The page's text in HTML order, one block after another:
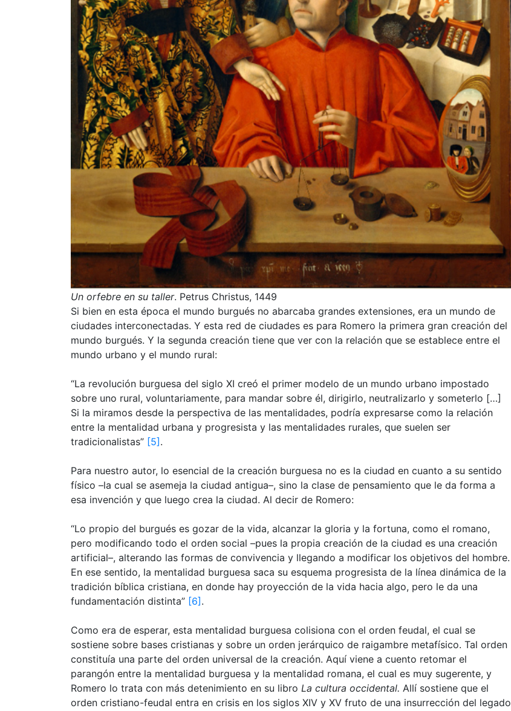
Un orfebre en su taller. Petrus Christus, 1449
Si bien en esta época el mundo burgués no abarcaba grandes extensiones, era un mundo de
ciudades interconectadas. Y esta red de ciudades es para Romero la primera gran creación del
mundo burgués. Y la segunda creación tiene que ver con la relación que se establece entre el
mundo urbano y el mundo rural:
“La revolución burguesa del siglo XI creó el primer modelo de un mundo urbano impostado
sobre uno rural, voluntariamente, para mandar sobre él, dirigirlo, neutralizarlo y someterlo […]
Si la miramos desde la perspectiva de las mentalidades, podría expresarse como la relación
entre la mentalidad urbana y progresista y las mentalidades rurales, que suelen ser
tradicionalistas” [5].
Para nuestro autor, lo esencial de la creación burguesa no es la ciudad en cuanto a su sentido
físico ­­–la cual se asemeja la ciudad antigua–, sino la clase de pensamiento que le da forma a
esa invención y que luego crea la ciudad. Al decir de Romero:
“Lo propio del burgués es gozar de la vida, alcanzar la gloria y la fortuna, como el romano,
pero modificando todo el orden social –pues la propia creación de la ciudad es una creación
artificial–, alterando las formas de convivencia y llegando a modificar los objetivos del hombre.
En ese sentido, la mentalidad burguesa saca su esquema progresista de la línea dinámica de la
tradición bíblica cristiana, en donde hay proyección de la vida hacia algo, pero le da una
fundamentación distinta” [6].
Como era de esperar, esta mentalidad burguesa colisiona con el orden feudal, el cual se
sostiene sobre bases cristianas y sobre un orden jerárquico de raigambre metafísico. Tal orden
constituía una parte del orden universal de la creación. Aquí viene a cuento retomar el
parangón entre la mentalidad burguesa y la mentalidad romana, el cual es muy sugerente, y
Romero lo trata con más detenimiento en su libro La cultura occidental. Allí sostiene que el
orden cristiano-feudal entra en crisis en los siglos XIV y XV fruto de una insurrección del legado